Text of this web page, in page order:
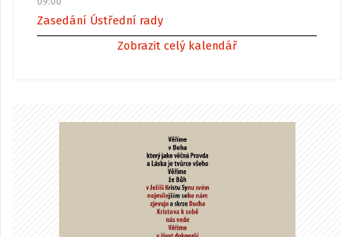
Zasedání Ústřední rady
Zobrazit celý kalendář